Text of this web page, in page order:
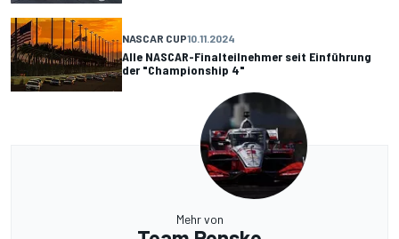
NASCAR CUP10.11.2024
Alle NASCAR-Finalteilnehmer seit Einführung
der "Championship 4"
Mehr von